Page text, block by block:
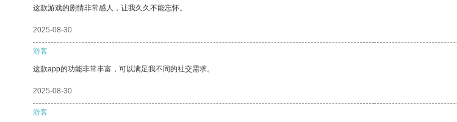
这款游戏的剧情非常感人，让我久久不能忘怀。
2025-08-30
游客
这款app的功能非常丰富，可以满足我不同的社交需求。
2025-08-30
游客